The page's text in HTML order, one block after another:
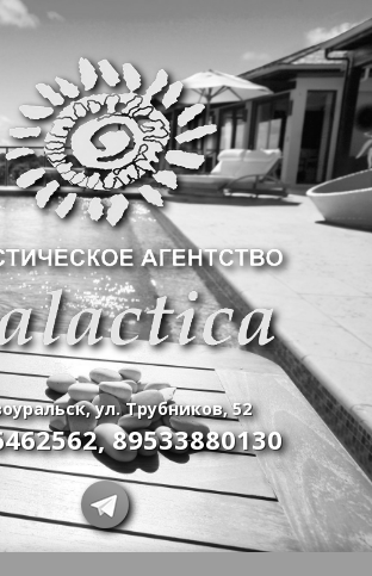
ул. Трубников, 52
,89533880130